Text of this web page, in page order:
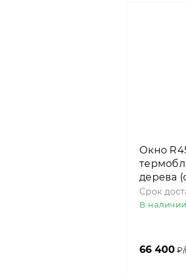
Окно
дерева
Срок
В наличии
66 400₽/